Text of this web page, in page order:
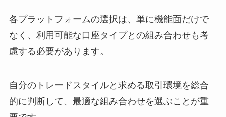
各プラットフォームの選択は、単に機能面だけで
なく、利用可能な口座タイプとの組み合わせも考
慮する必要があります。
自分のトレードスタイルと求める取引環境を総合
的に判断して、最適な組み合わせを選ぶことが重